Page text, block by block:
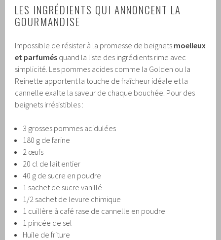
LES INGRÉDIENTS QUI ANNONCENT LA
GOURMANDISE
Impossible de résister à la promesse de beignets moelleux
et parfumés quand la liste des ingrédients rime avec
simplicité. Les pommes acides comme la Golden ou la
Reinette apportent la touche de fraîcheur idéale et la
cannelle exalte la saveur de chaque bouchée. Pour des
beignets irrésistibles :
3 grosses pommes acidulées
180 g de farine
2 œufs
20 cl de lait entier
40 g de sucre en poudre
1 sachet de sucre vanillé
1/2 sachet de levure chimique
1 cuillère à café rase de cannelle en poudre
1 pincée de sel
Huile de friture